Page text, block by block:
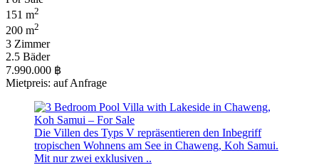
151 m2
200 m2
3 Zimmer
2.5 Bäder
7.990.000 ฿
Mietpreis: auf Anfrage
Die Villen des Typs V repräsentieren den Inbegriff
tropischen Wohnens am See in Chaweng, Koh Samui.
Mit nur zwei exklusiven ..